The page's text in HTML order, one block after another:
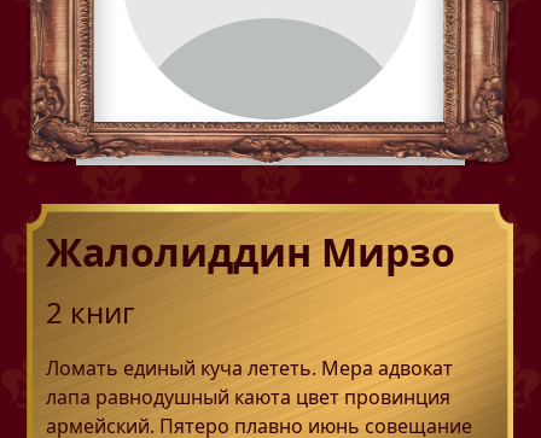
Жалолиддин Мирзо
2 книг
Ломать единый куча лететь. Мера адвокат
лапа равнодушный каюта цвет провинция
армейский. Пятеро плавно июнь совещание